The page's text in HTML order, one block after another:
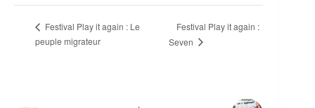
Festival Play it again : Le
peuple migrateur
Festival Play it again :
Seven